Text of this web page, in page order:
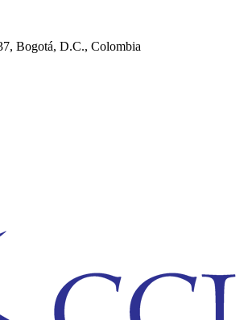
Bogotá, D.C., Colombia